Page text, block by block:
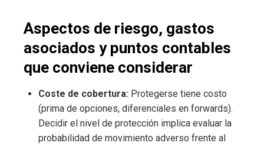
Aspectos de riesgo, gastos
asociados y puntos contables
que conviene considerar
Coste de cobertura: Protegerse tiene costo
(prima de opciones, diferenciales en forwards).
Decidir el nivel de protección implica evaluar la
probabilidad de movimiento adverso frente al